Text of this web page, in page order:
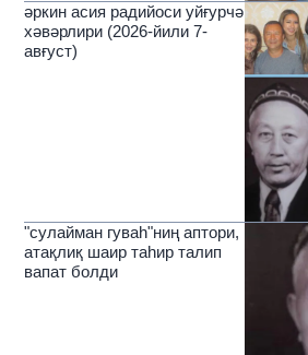
әркин асия радийоси уйғурчә
хәвәрлири (2026-йили 7-
авғуст)
"сулайман гуваһ"ниң аптори,
атақлиқ шаир таһир талип
вапат болди